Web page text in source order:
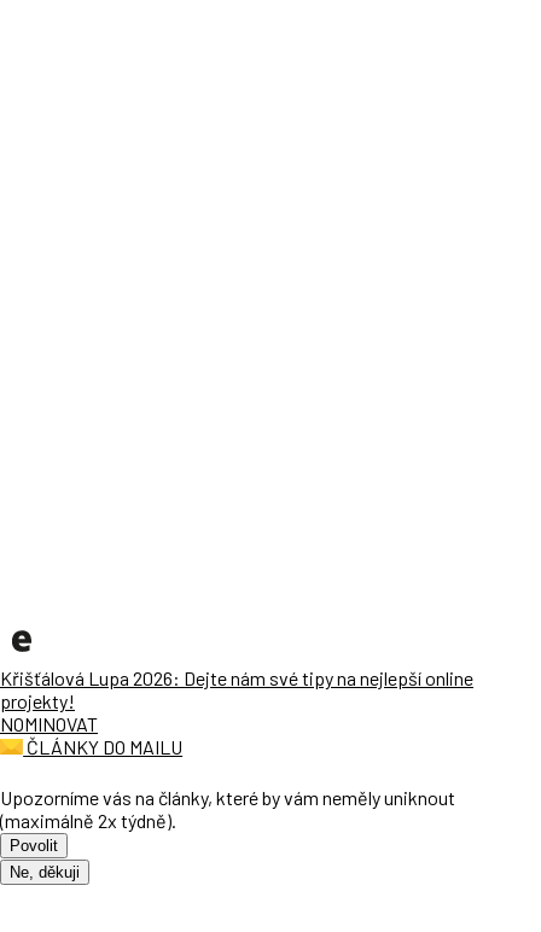
Křišťálová Lupa 2026: Dejte nám své tipy na nejlepší online
projekty!
NOMINOVAT
ČLÁNKY DO MAILU
Upozorníme vás na články, které by vám neměly uniknout
(maximálně 2x týdně).
Povolit
Ne, děkuji